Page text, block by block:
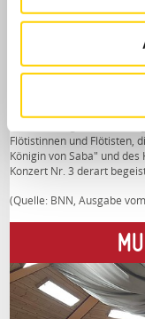
Am Samstag, den
Flötistinnen und Flötisten,
Königin von Saba" und
Konzert Nr. 3 derart
(Quelle: BNN, Ausgabe